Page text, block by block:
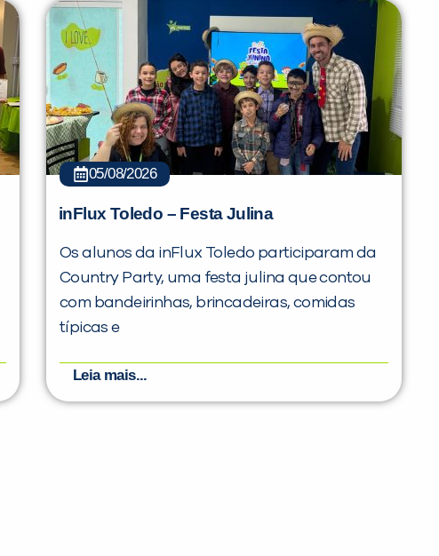
05/08/2026
inFlux Toledo – Festa Julina
Os alunos da inFlux Toledo participaram da
Country Party, uma festa julina que contou
com bandeirinhas, brincadeiras, comidas
típicas e
Leia mais...